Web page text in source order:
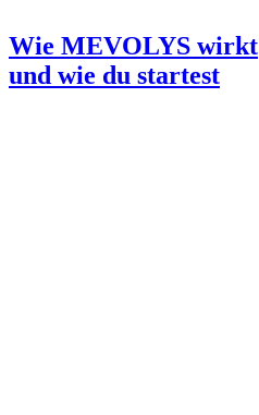
Wie MEVOLYS wirkt
und wie du startest